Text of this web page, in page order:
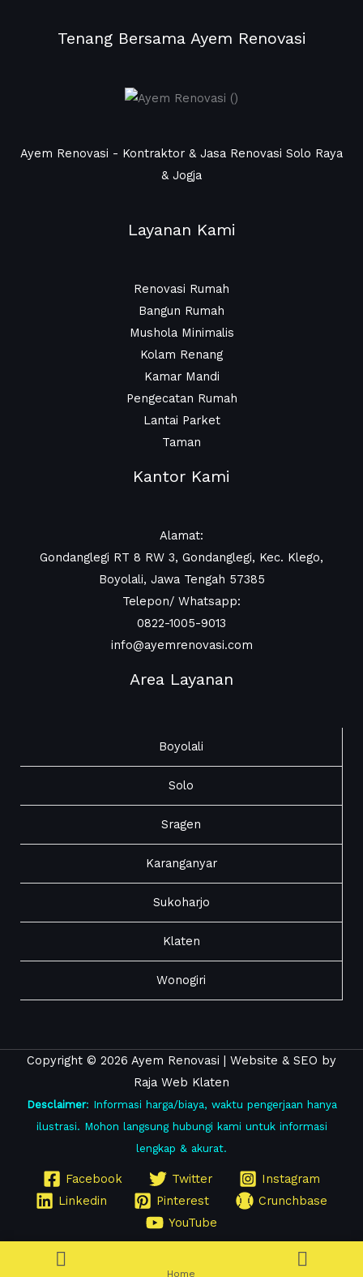
Tenang Bersama Ayem Renovasi
Ayem Renovasi - Kontraktor & Jasa Renovasi Solo Raya
& Jogja
Layanan Kami
Renovasi Rumah
Bangun Rumah
Mushola Minimalis
Kolam Renang
Kamar Mandi
Pengecatan Rumah
Lantai Parket
Taman
Kantor Kami
Alamat:
Gondanglegi RT 8 RW 3, Gondanglegi, Kec. Klego,
Boyolali, Jawa Tengah 57385
Telepon/ Whatsapp:
0822-1005-9013
info@ayemrenovasi.com
Area Layanan
Boyolali
Solo
Sragen
Karanganyar
Sukoharjo
Klaten
Wonogiri
Copyright © 2026 Ayem Renovasi | Website & SEO by
Raja Web Klaten
Desclaimer: Informasi harga/biaya, waktu pengerjaan hanya
ilustrasi. Mohon langsung hubungi kami untuk informasi
lengkap & akurat.
Facebook Twitter
Instagram
Linkedin
Pinterest
Crunchbase
YouTube
Home